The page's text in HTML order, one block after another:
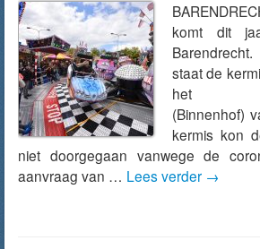
komt dit
staat de
het
(Binnenhof)
kermis kon
niet doorgegaan vanwege de
aanvraag van … Lees verder →